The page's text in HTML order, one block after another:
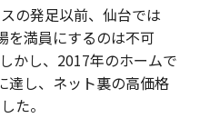
の発足以前、仙台では
を満員にするのは不可
かし、2017年のホームで
達し、ネット裏の高価格
た。